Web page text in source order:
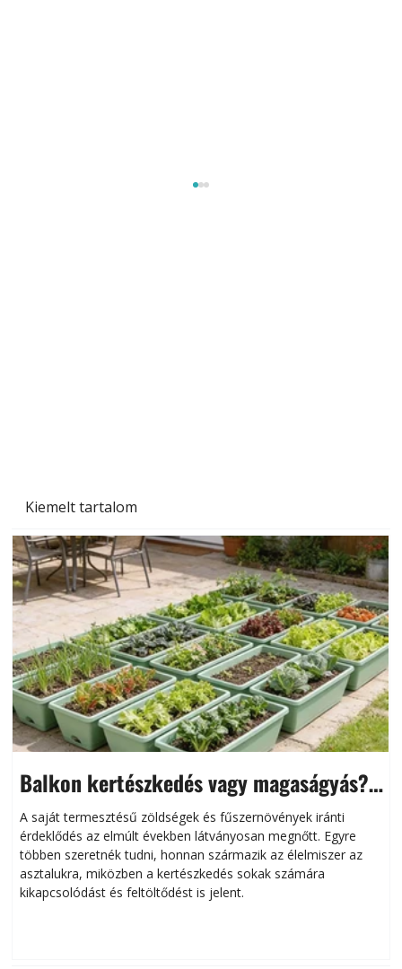
Kiemelt tartalom
Balkon kertészkedés vagy magaságyás?
Helytakarékos kertészkedés
A saját termesztésű zöldségek és fűszernövények iránti
érdeklődés az elmúlt években látványosan megnőtt. Egyre
többen szeretnék tudni, honnan származik az élelmiszer az
asztalukra, miközben a kertészkedés sokak számára
kikapcsolódást és feltöltődést is jelent.